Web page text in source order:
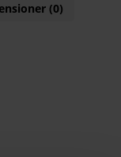
(0)